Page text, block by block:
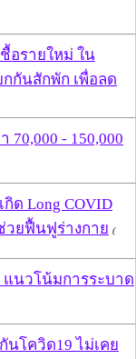
อรายใหม่ ใน
กันสักพัก เพื่อลด
70,000 - 150,000
ด Long COVID
วยฟื้นฟูร่างกาย (
แนวโน้มการระบาด
นโควิด19 ไม่เคย